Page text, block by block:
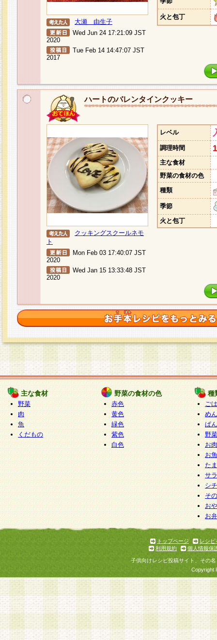
大瀬 由生子
Wed Jun 24 17:21:09 JST
2020
Tue Feb 14 14:47:07 JST
2017
火と包丁
ハートのバレンタインクッキー
クッキングスクールネモ
ト
Mon Feb 03 17:40:07 JST
2020
Wed Jan 15 13:33:48 JST
2020
レベル
調理時間
主な食材
野菜の食材の色
種類
季節
火と包丁
主な食材
野菜
肉
魚
くだもの
野菜の食材の色
赤色
黄色
緑色
紫色
白色
種
ご
めん
ぱん
野
お
お
た
サ
シ
そ
お
お
トップページ
レシピ
利用規約
個人情報保
子供向けレシピ投稿サイト、その
Copyright